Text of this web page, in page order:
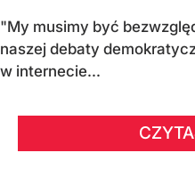
"My musimy być
naszej debaty
w internecie...